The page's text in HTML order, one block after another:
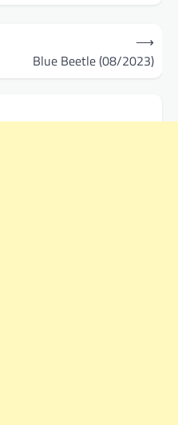
Blue Beetle (08/2023)
⟶